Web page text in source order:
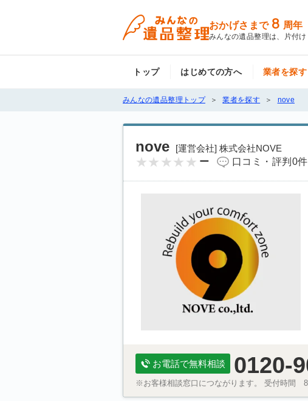
おかげさまで 8 周年
みんなの遺品整理は、片付
トップ はじめての方へ 業者を探す
みんなの遺品整理トップ 業者を探す nove
nove
[運営会社] 株式会社NOVE
ー
口コミ・評判 0件
お電話で無料相談 0120-
※お客様相談窓口につながります。 受付時間